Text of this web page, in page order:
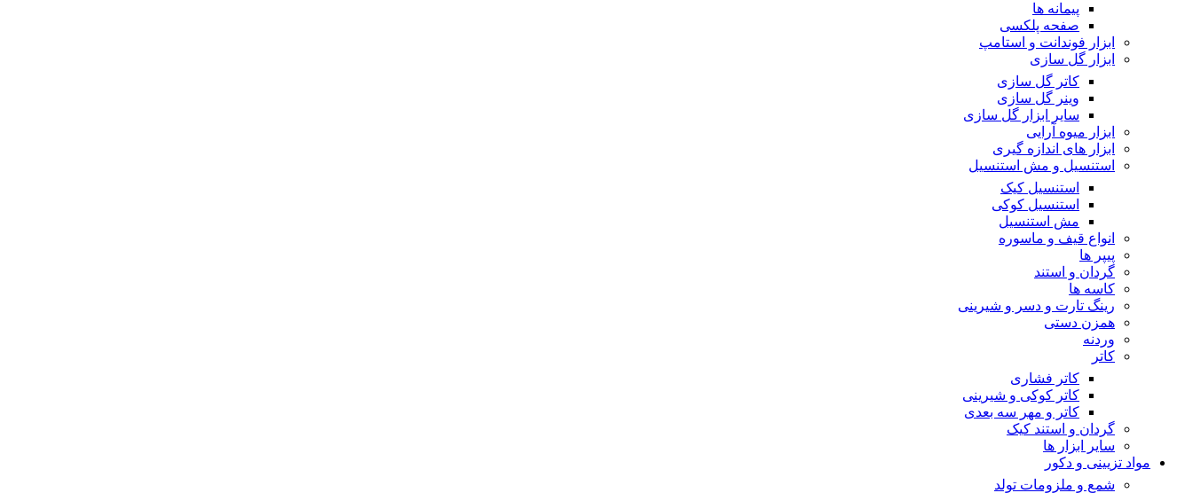
پیمانه ها
صفحه پلکسی
ابزار فوندانت و استامپ
ابزار گل سازی
کاتر گل سازی
وینر گل سازی
سایر ابزار گل سازی
ابزار میوه آرایی
ابزار های اندازه گیری
استنسیل و مش استنسیل
استنسیل کیک
استنسیل کوکی
مش استنسیل
انواع قیف و ماسوره
پیپر ها
گردان و استند
کاسه ها
رینگ تارت و دسر و شیرینی
همزن دستی
وردنه
کاتر
کاتر فشاری
کاتر کوکی و شیرینی
کاتر و مهر سه بعدی
گردان و استند کیک
سایر ابزار ها
مواد تزیینی و دکور
شمع و ملزومات تولد